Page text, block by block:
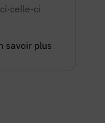
ci
savoir plus